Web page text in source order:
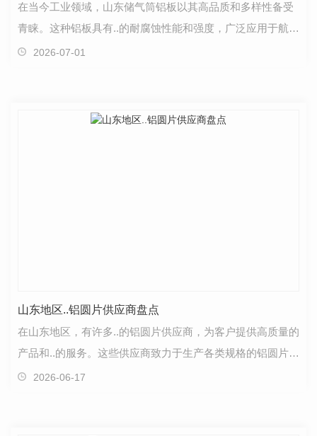
在当今工业领域，山东储气筒铝板以其高品质和多样性备受
青睐。这种铝板具有..的耐腐蚀性能和强度，广泛应用于航空
航天、交通运输、建筑等领域。山东储气筒铝板经过…
2026-07-01
山东地区..铝圆片供应商盘点
在山东地区，有许多..的铝圆片供应商，为客户提供高质量的
产品和..的服务。这些供应商致力于生产各类规格的铝圆片，
满足不同行业的需求。他们采用..的生产工艺和严…
2026-06-17